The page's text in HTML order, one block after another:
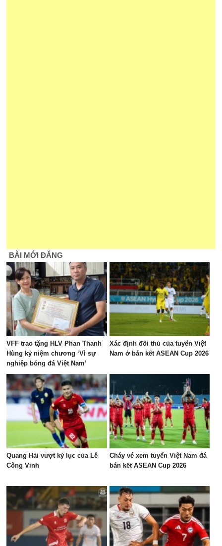
BÀI MỚI ĐĂNG
VFF trao tặng HLV Phan Thanh
Hùng kỷ niệm chương ‘Vì sự
nghiệp bóng đá Việt Nam’
Xác định đối thủ của tuyển Việt
Nam ở bán kết ASEAN Cup 2026
Quang Hải vượt kỷ lục của Lê
Công Vinh
Cháy vé xem tuyển Việt Nam đá
bán kết ASEAN Cup 2026